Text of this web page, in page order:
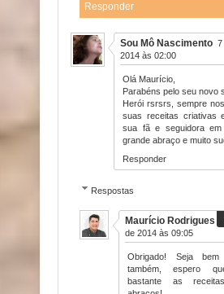
Responder
Sou Mô Nascimento 7
2014 às 02:00
Olá Maurício,
Parabéns pelo seu novo
Herói rsrsrs, sempre
suas receitas criativas
sua fã e seguidora em
grande abraço e muito
Responder
Respostas
Maurício Rodrigues
de 2014 às 09:05
Obrigado! Seja
também, espero
bastante as